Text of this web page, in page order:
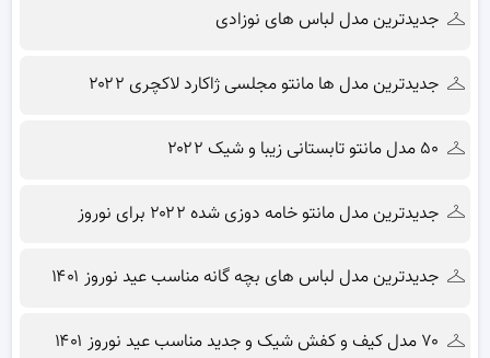
جدیدترین مدل لباس های نوزادی
جدیدترین مدل ها مانتو مجلسی ژاکارد لاکچری ۲۰۲۲
۵۰ مدل مانتو تابستانی زیبا و شیک ۲۰۲۲
جدیدترین مدل مانتو خامه دوزی شده ۲۰۲۲ برای نوروز
جدیدترین مدل لباس های بچه گانه مناسب عید نوروز ۱۴۰۱
۷۰ مدل کیف و کفش شیک و جدید مناسب عید نوروز ۱۴۰۱